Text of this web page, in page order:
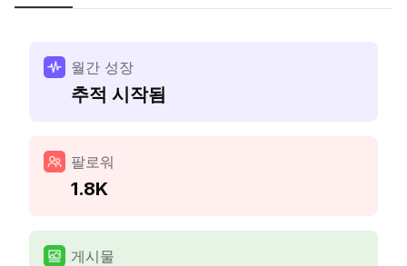
월간 성장
추적 시작됨
팔로워
1.8K
게시물